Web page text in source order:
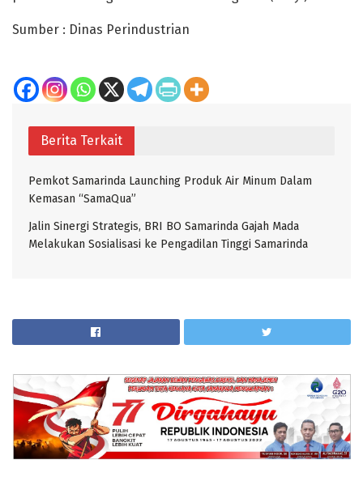
Sumber : Dinas Perindustrian
Berita Terkait
Pemkot Samarinda Launching Produk Air Minum Dalam
Kemasan “SamaQua”
Jalin Sinergi Strategis, BRI BO Samarinda Gajah Mada
Melakukan Sosialisasi ke Pengadilan Tinggi Samarinda